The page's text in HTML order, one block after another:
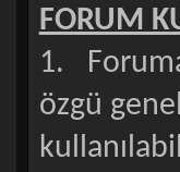
FORUM
1.
özgü